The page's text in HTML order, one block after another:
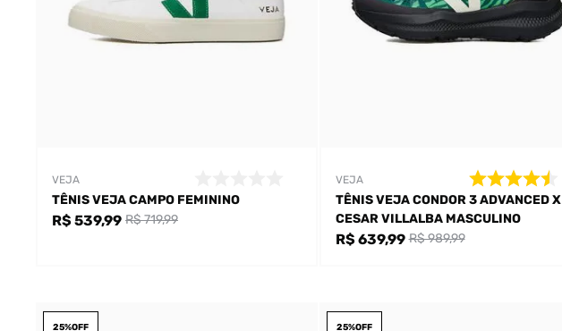
VEJA
TÊNIS VEJA CAMPO FEMININO
R$ 539,99 R$ 719,99
VEJA
TÊNIS VEJA CONDOR 3 ADVANCED X
CESAR VILLALBA MASCULINO
R$ 639,99 R$ 989,99
25%OFF 25%OFF